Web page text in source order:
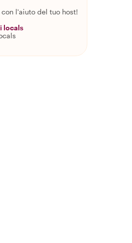
l'aiuto del tuo host!
locals